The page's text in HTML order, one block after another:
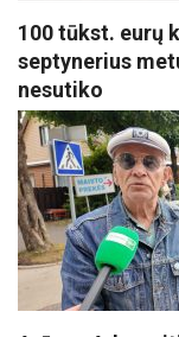
100 tūkst. eurų
septynerius
nesutiko